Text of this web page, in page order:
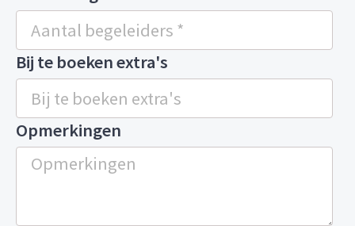
Bij te boeken extra's
Opmerkingen